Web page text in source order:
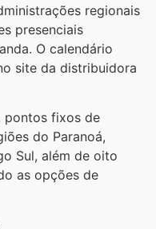
regionais
presenciais
O calendário
site da distribuidora
pontos fixos de
do Paranoá,
Sul, além de oito
as opções de